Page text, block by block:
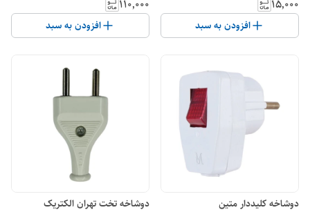
۱۵٬۰۰۰
افزودن به سبد
۱۱۰٬۰۰۰
افزودن به سبد
دوشاخه کلیددار متین دوشاخه تخت تهران الکتریک